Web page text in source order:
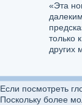
«Эта
только
других
Если посмотреть
Поскольку более